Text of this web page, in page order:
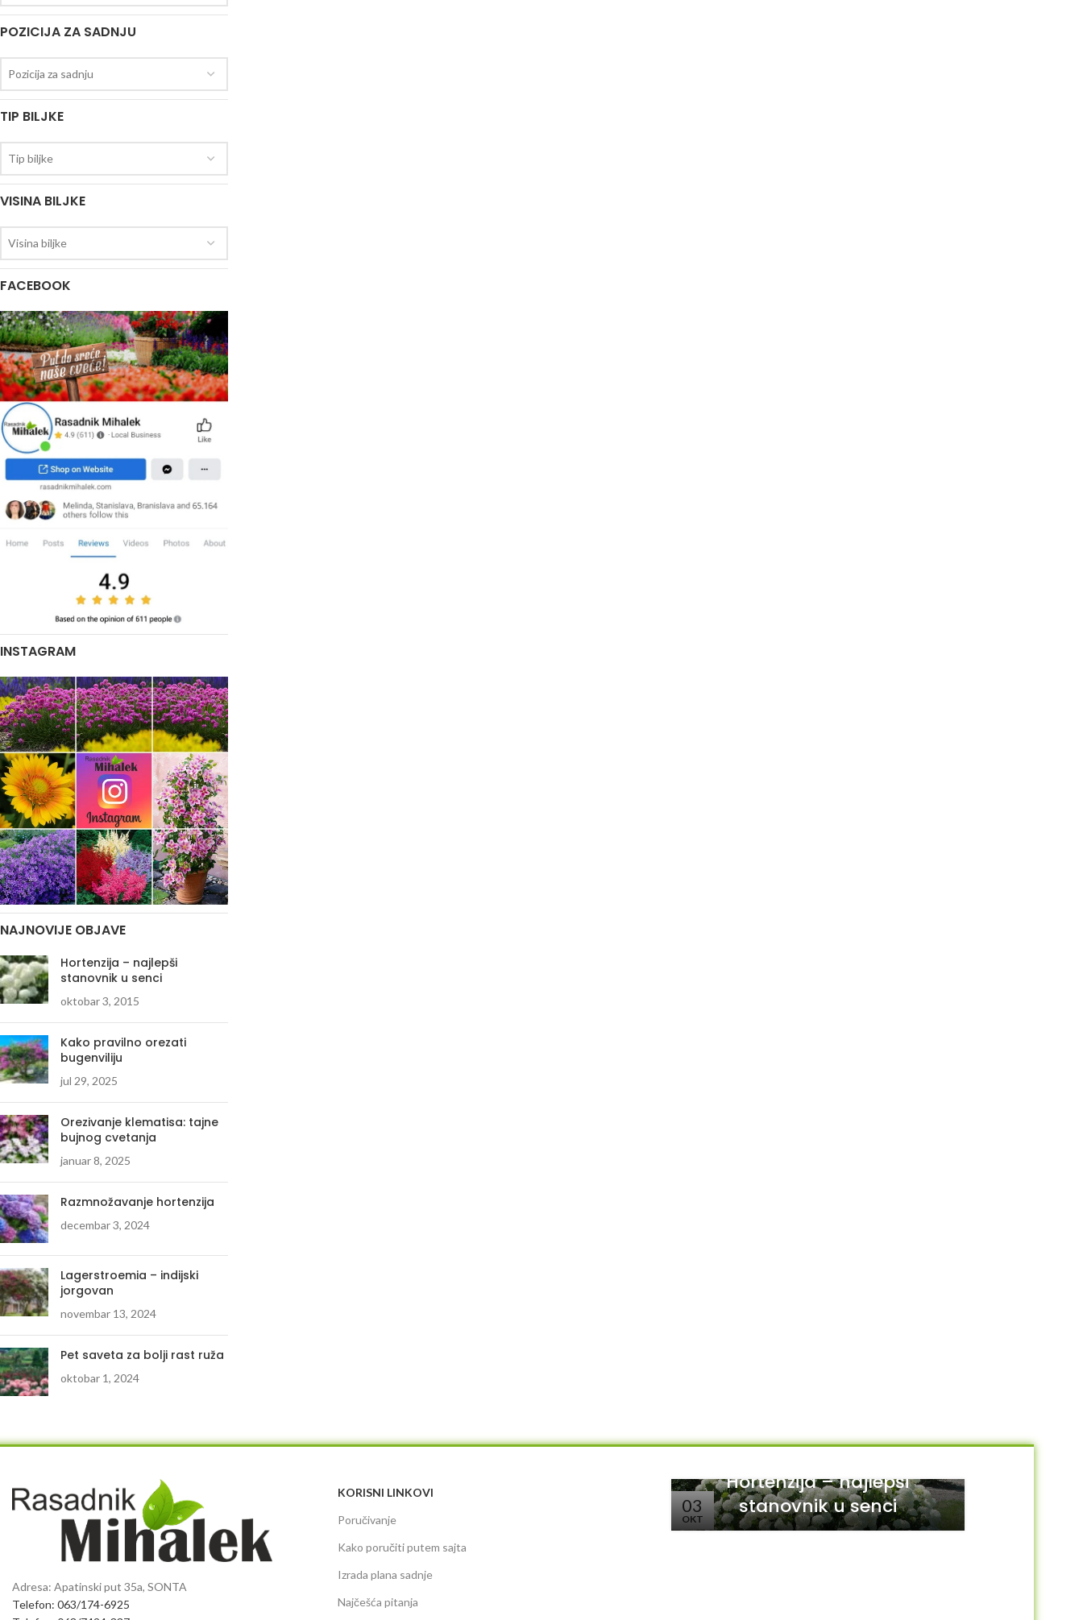
POZICIJA ZA SADNJU
Pozicija za sadnju
TIP BILJKE
Tip biljke
VISINA BILJKE
Visina biljke
FACEBOOK
INSTAGRAM
NAJNOVIJE OBJAVE
Hortenzija – najlepši
stanovnik u senci
oktobar 3, 2015
Kako pravilno orezati
bugenviliju
jul 29, 2025
Orezivanje klematisa: tajne
bujnog cvetanja
januar 8, 2025
Razmnožavanje hortenzija
decembar 3, 2024
Lagerstroemia – indijski
jorgovan
novembar 13, 2024
Pet saveta za bolji rast ruža
oktobar 1, 2024
Adresa: Apatinski put 35a, SONTA
Telefon: 063/174-6925
KORISNI LINKOVI
Poručivanje
Kako poručiti putem sajta
Izrada plana sadnje
Najčešća pitanja
03
OKT
Hortenzija – najlepši
stanovnik u senci